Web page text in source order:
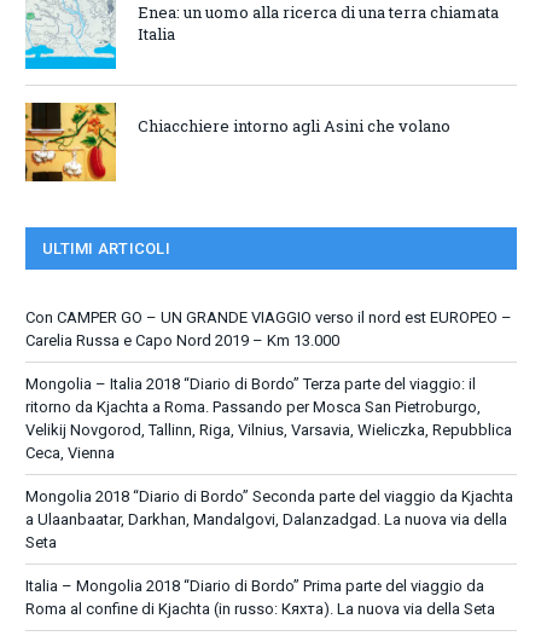
Enea: un uomo alla ricerca di una terra chiamata
Italia
Chiacchiere intorno agli Asini che volano
ULTIMI ARTICOLI
Con CAMPER GO – UN GRANDE VIAGGIO verso il nord est EUROPEO –
Carelia Russa e Capo Nord 2019 – Km 13.000
Mongolia – Italia 2018 “Diario di Bordo” Terza parte del viaggio: il
ritorno da Kjachta a Roma. Passando per Mosca San Pietroburgo,
Velikij Novgorod, Tallinn, Riga, Vilnius, Varsavia, Wieliczka, Repubblica
Ceca, Vienna
Mongolia 2018 “Diario di Bordo” Seconda parte del viaggio da Kjachta
a Ulaanbaatar, Darkhan, Mandalgovi, Dalanzadgad. La nuova via della
Seta
Italia – Mongolia 2018 “Diario di Bordo” Prima parte del viaggio da
Roma al confine di Kjachta (in russo: Кяхта). La nuova via della Seta